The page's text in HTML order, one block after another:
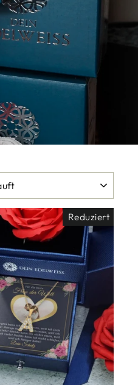
Reduziert